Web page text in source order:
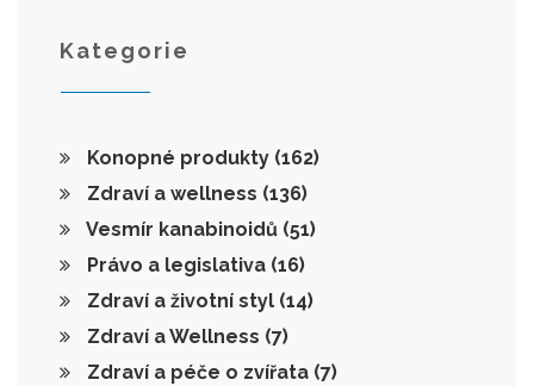
Kategorie
Konopné produkty (162)
Zdraví a wellness (136)
Vesmír kanabinoidů (51)
Právo a legislativa (16)
Zdraví a životní styl (14)
Zdraví a Wellness (7)
Zdraví a péče o zvířata (7)